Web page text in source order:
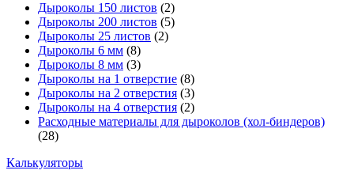
Дыроколы 150 листов (2)
Дыроколы 200 листов (5)
Дыроколы 25 листов (2)
Дыроколы 6 мм (8)
Дыроколы 8 мм (3)
Дыроколы на 1 отверстие (8)
Дыроколы на 2 отверстия (3)
Дыроколы на 4 отверстия (2)
Расходные материалы для дыроколов (хол-биндеров)
(28)
Калькуляторы